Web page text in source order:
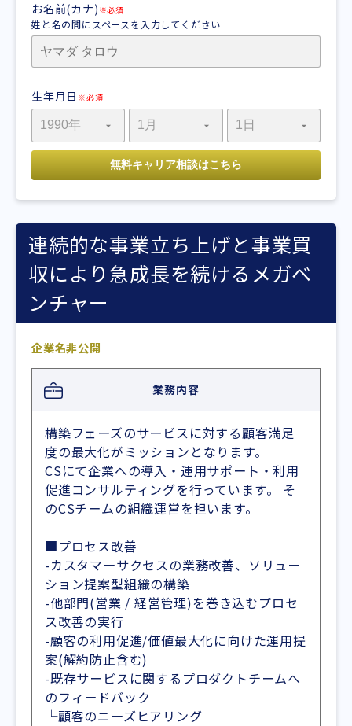
お名前(カナ) ※必須
姓と名の間にスペースを入力してください
生年月日 ※必須
連続的な事業立ち上げと事業買
収により急成長を続けるメガベ
ンチャー
企業名非公開
業務内容
構築フェーズのサービスに対する顧客満足
度の最大化がミッションとなります。
CSにて企業への導入・運用サポート・利用
促進コンサルティングを行っています。 そ
のCSチームの組織運営を担います。
■プロセス改善
-カスタマーサクセスの業務改善、ソリュー
ション提案型組織の構築
-他部門(営業 / 経営管理)を巻き込むプロセ
ス改善の実行
-顧客の利用促進/価値最大化に向けた運用提
案(解約防止含む)
-既存サービスに関するプロダクトチームへ
のフィードバック
└顧客のニーズヒアリング